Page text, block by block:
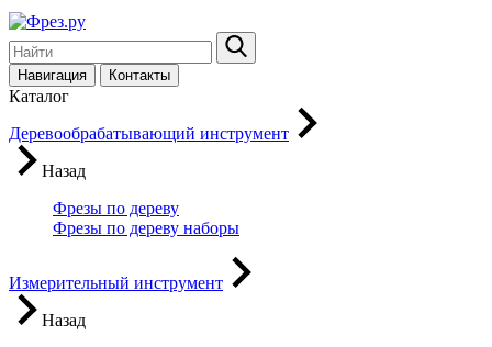
Навигация Контакты
Каталог
Деревообрабатывающий инструмент
Назад
Фрезы по дереву
Фрезы по дереву наборы
Измерительный инструмент
Назад